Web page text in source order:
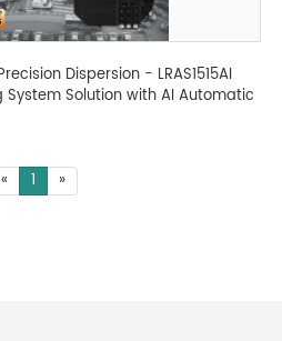
Dispersion - LRAS1515AI
Solution with AI Automatic
« 1 »